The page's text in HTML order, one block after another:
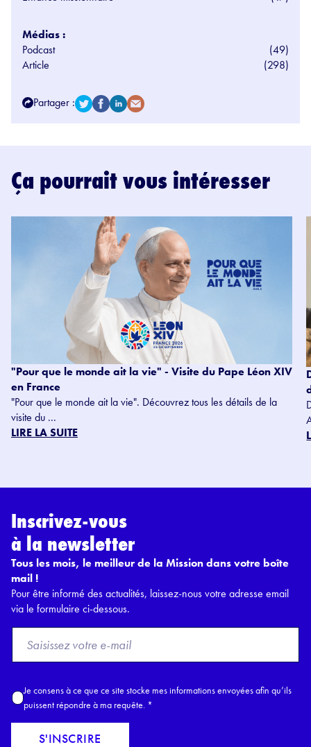
Médias :
Podcast
(49)
Article
(298)
Partager :
Ça pourrait vous intéresser
"Pour que le monde ait la vie" - Visite du Pape Léon XIV
en France
"Pour que le monde ait la vie". Découvrez tous les détails de la
visite du ...
LIRE LA SUITE
Inscrivez-vous
à la newsletter
Tous les mois, le meilleur de la Mission dans votre boîte
mail !
Pour être informé des actualités, laissez-nous votre adresse email
via le formulaire ci-dessous.
o
E
m
a
A
c
c
Je consens à ce que ce site stocke mes informations envoyées afin qu’ils
puissent répondre à ma requête. *
S'INSCRIRE